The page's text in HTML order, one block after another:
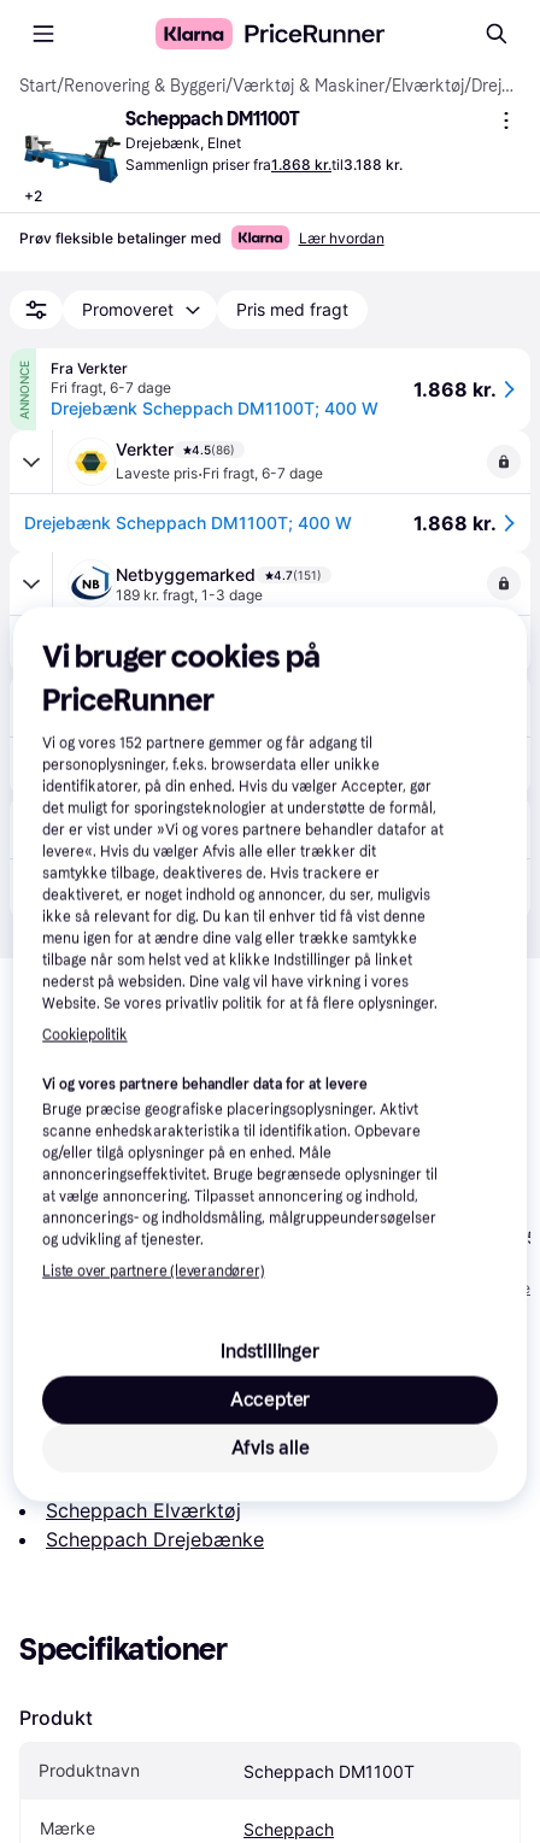
Start/Renovering & Byggeri/Værktøj & Maskiner/Elværktøj/ Drejebænke
+2
Scheppach DM1100T
Drejebænk, Elnet
Sammenlign priser fra1.868 kr.til3.188 kr.
Prøv fleksible betalinger med Lær hvordan
Promoveret Pris med fragt
ANNONCE
Fra Verkter
Fri fragt, 6-7 dage
Drejebænk Scheppach DM1100T; 400 W
1.868 kr.
Verkter 4.5(86)
Laveste pris·Fri fragt, 6-7 dage
Drejebænk Scheppach DM1100T; 400 W 1.868 kr.
Netbyggemarked 4.7(151)
189 kr. fragt, 1-3 dage
Scheppach DM1100T trædrejebænk, 400W
BAUHAUS
299 kr. fragt, 1-2 dage
Scheppach trædrejebænk DM1100T
CS MEGASTORE 4.5 (1861)
199 kr. fragt, 4-5 dage
(ComputerSalg) Scheppach DM1100T, Træarbejdende, 100 cm, 890 rpm, 2600 rpm, Stål, Sort, Blå, Grå
Eller 3 betalinger af 1.063 kr.
Relaterede produkter
Se vores forslag til andre produkter, der matcher dine
interesser. Vis alle
Trender
Proxxon DB 250 4.9
1.218 kr. Einhell TC-WW 1000/1
Proxxon FD
Eller 3 betalinger
Læs om produktet
Laveste pris for Scheppach DM1100T er 1.868 kr. Det
er den bedste pris lige nu blandt
Scheppach Elværktøj
Scheppach Drejebænke
Specifikationer
Produkt
Produktnavn Scheppach DM1100T
Mærke Scheppach
Vi bruger cookies på
PriceRunner
Vi og vores152 partnere gemmer og får adgang til
personoplysninger, f.eks. browserdata eller unikke
identifikatorer, på din enhed. Hvis du vælger Accepter, gør
det muligt for sporingsteknologier at understøtte de formål,
der er vist under »Vi og vores partnere behandler datafor at
levere«. Hvis du vælger Afvis alle eller trækker dit
samtykke tilbage, deaktiveres de. Hvis trackere er
deaktiveret, er noget indhold og annoncer, du ser, muligvis
ikke så relevant for dig. Du kan til enhver tid få vist denne
menu igen for at ændre dine valg eller trække samtykke
tilbage når som helst ved at klikke Indstillinger på linket
nederst på websiden. Dine valg vil have virkning i vores
Website. Se vores privatliv politik for at få flere oplysninger.
Cookiepolitik
Vi og vores partnere behandler data for at levere
Bruge præcise geografiske placeringsoplysninger. Aktivt
scanne enhedskarakteristika til identifikation. Opbevare
og/eller tilgå oplysninger på en enhed. Måle
annonceringseffektivitet. Bruge begrænsede oplysninger til
at vælge annoncering. Tilpasset annoncering og indhold,
annoncerings- og indholdsmåling, målgruppeundersøgelser
og udvikling af tjenester.
Liste over partnere (leverandører)
Indstillinger
Afvis alle
Accepter